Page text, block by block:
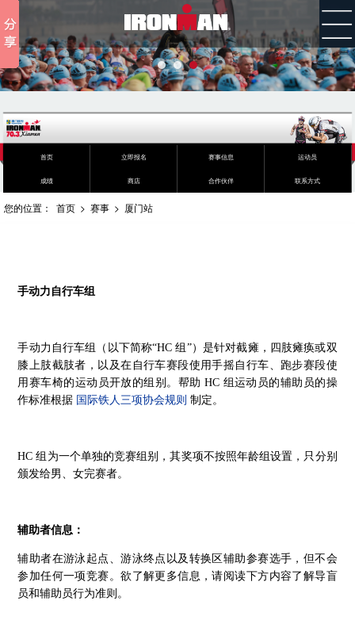
首页 立即报名 赛事信息 运动员
成绩 商店 合作伙伴 联系方式
您的位置： 首页 > 赛事 > 厦门站
手动力自行车组
手动力自行车组（以下简称“HC 组”）是针对截瘫，四肢瘫痪或双
膝上肢截肢者，以及在自行车赛段使用手摇自行车、跑步赛段使
用赛车椅的运动员开放的组别。帮助 HC 组运动员的辅助员的操
作标准根据 国际铁人三项协会规则 制定。
HC 组为一个单独的竞赛组别，其奖项不按照年龄组设置，只分别
颁发给男、女完赛者。
辅助者信息：
辅助者在游泳起点、游泳终点以及转换区辅助参赛选手，但不会
参加任何一项竞赛。欲了解更多信息，请阅读下方内容了解导盲
员和辅助员行为准则。